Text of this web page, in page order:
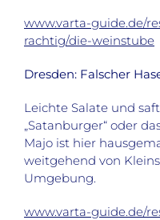
www.varta-guide.de/
rachtig/die-weinstube
Dresden: Falscher
Leichte Salate und
„Satanburger“ oder
Majo ist hier
weitgehend von
Umgebung.
www.varta-guide.de/